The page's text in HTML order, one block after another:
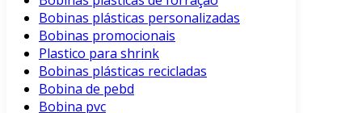
Bobinas plásticas personalizadas
Bobinas promocionais
Plastico para shrink
Bobinas plásticas recicladas
Bobina de pebd
Bobina pvc